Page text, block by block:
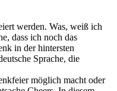
werden. Was, weiß ich
dass ich noch das
in der hintersten
Sprache, die
möglich macht oder